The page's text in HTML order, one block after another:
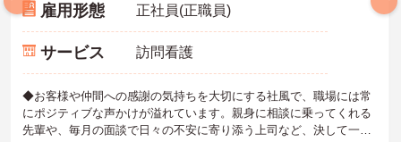
雇用形態 正社員(正職員)
サービス 訪問看護
◆お客様や仲間への感謝の気持ちを大切にする社風で、職場には常
にポジティブな声かけが溢れています。親身に相談に乗ってくれる
先輩や、毎月の面談で日々の不安に寄り添う上司など、決して一人